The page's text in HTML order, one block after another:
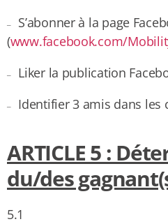
–
S’abonner à la page
(www.facebook.com/
– Liker la publication
– Identifier 3 amis dans les
ARTICLE 5 :
du/des
5.1